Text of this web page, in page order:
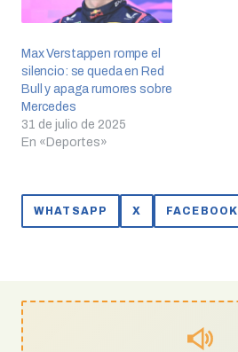
Max Verstappen rompe el
silencio: se queda en Red
Bull y apaga rumores sobre
Mercedes
31 de julio de 2025
En «Deportes»
WHATSAPP X FACEBOOK